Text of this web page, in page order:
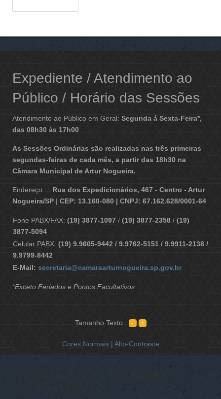
Expediente / Atendimento ao
Público / Horário das Sessões
Atendimento ao Público em Geral: Segunda á Sexta-Feira*,
das 08h30 às 17h00
As Sessões Ordinárias são realizadas nas três primeiras
segundas-feiras de cada mês, a partir das 18h30 na
Câmara Municipal de Artur Nogueira.
Endereço...: Rua dos Expedicionários, 467 - Centro - Artur
Nogueira/SP | CEP: 13.160-080 | CNPJ: 67.162.628/0001-64
Fone PABX/FAX: (19) 3877-1097 / (19) 3877-2358 / (19)
3877-5094
Celular PABX: (19) 9.9605-9442 / 9.9762-5151 / 9.9911-2138 /
9.9799-8442
E-Mail: secretaria@camaraarturnogueira.sp.gov.br
*Exceto Feriados e Pontos Facultativos .
Tamanho Texto
Cores Normais | Alto-Contraste
AVISO LGPD - EB Sticky
Cookie Notice